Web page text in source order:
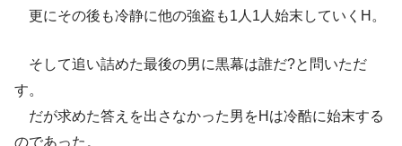
更にその後も冷静に他の強盗も1人1人始末していくH。
そして追い詰めた最後の男に黒幕は誰だ?と問いただ
す。
だが求めた答えを出さなかった男をHは冷酷に始末する
のであった。